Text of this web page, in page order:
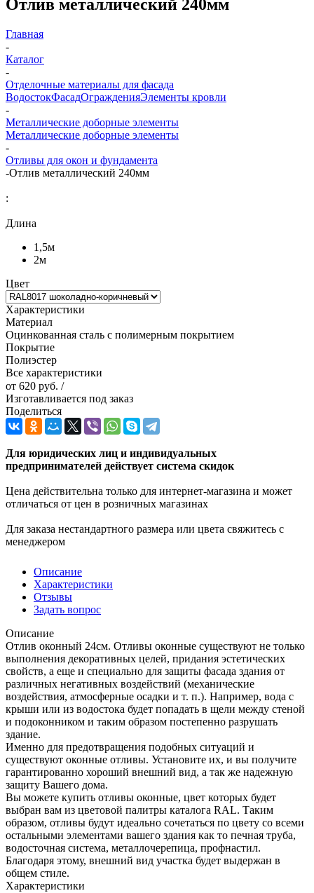
Отлив металлический 240мм
Главная
-
Каталог
-
Отделочные материалы для фасада
ВодостокФасадОгражденияЭлементы кровли
-
Металлические доборные элементы
Металлические доборные элементы
-
Отливы для окон и фундамента
-Отлив металлический 240мм
:
Длина
1,5м
2м
Цвет
Характеристики
Материал
Оцинкованная сталь с полимерным покрытием
Покрытие
Полиэстер
Все характеристики
от 620 руб. /
Изготавливается под заказ
Поделиться
Для юридических лиц и индивидуальных
предпринимателей действует система скидок
Цена действительна только для интернет-магазина и может
отличаться от цен в розничных магазинах
Для заказа нестандартного размера или цвета свяжитесь с
менеджером
Описание
Характеристики
Отзывы
Задать вопрос
Описание
Отлив оконный 24см. Отливы оконные существуют не только
выполнения декоративных целей, придания эстетических
свойств, а еще и специально для защиты фасада здания от
различных негативных воздействий (механические
воздействия, атмосферные осадки и т. п.). Например, вода с
крыши или из водостока будет попадать в щели между стеной
и подоконником и таким образом постепенно разрушать
здание.
Именно для предотвращения подобных ситуаций и
существуют оконные отливы. Установите их, и вы получите
гарантированно хороший внешний вид, а так же надежную
защиту Вашего дома.
Вы можете купить отливы оконные, цвет которых будет
выбран вам из цветовой палитры каталога RAL. Таким
образом, отливы будут идеально сочетаться по цвету со всеми
остальными элементами вашего здания как то печная труба,
водосточная система, металлочерепица, профнастил.
Благодаря этому, внешний вид участка будет выдержан в
общем стиле.
Характеристики